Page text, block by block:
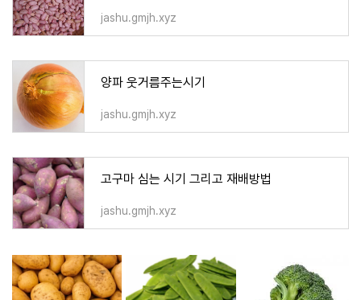
jashu.gmjh.xyz
양파 웃거름주는시기
jashu.gmjh.xyz
고구마 심는 시기 그리고 재배방법
jashu.gmjh.xyz